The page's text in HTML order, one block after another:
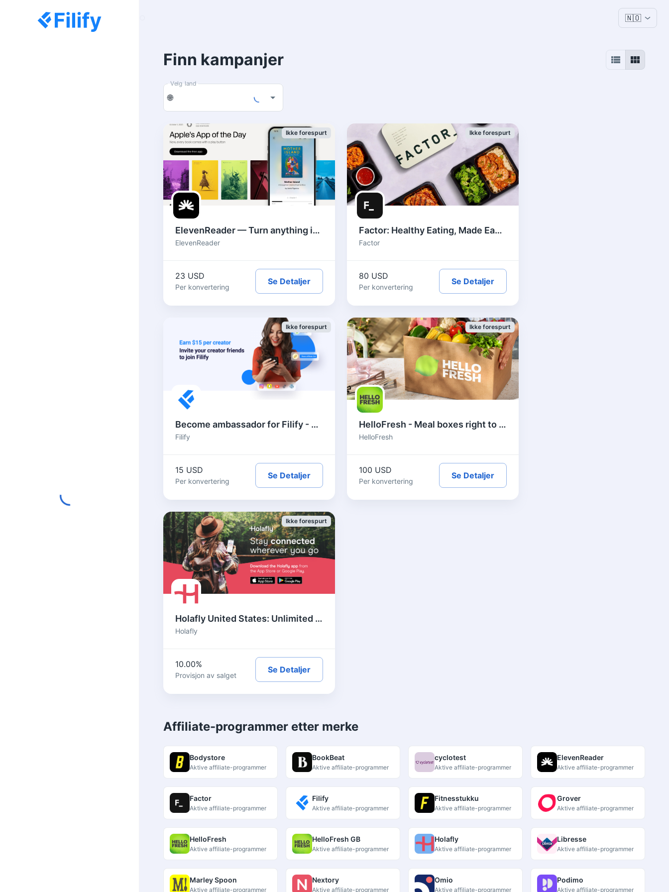
🇳🇴
Finn kampanjer
Velg land
🌐
Ikke forespurt
ElevenReader — Turn anything into an audiobook · US
ElevenReader
23 USD
Per konvertering
Se Detaljer
Ikke forespurt
Factor: Healthy Eating, Made Easy – US
Factor
80 USD
Per konvertering
Se Detaljer
Ikke forespurt
Become ambassador for Filify - United States
Filify
15 USD
Per konvertering
Se Detaljer
Ikke forespurt
HelloFresh - Meal boxes right to your door - US
HelloFresh
100 USD
Per konvertering
Se Detaljer
Ikke forespurt
Holafly United States: Unlimited Data eSIM for Travelers
Holafly
10.00%
Provisjon av salget
Se Detaljer
Affiliate-programmer etter merke
Bodystore
Aktive affiliate-programmer
BookBeat
Aktive affiliate-programmer
cyclotest
Aktive affiliate-programmer
ElevenReader
Aktive affiliate-programmer
Factor
Aktive affiliate-programmer
Filify
Aktive affiliate-programmer
Fitnesstukku
Aktive affiliate-programmer
Grover
Aktive affiliate-programmer
HelloFresh
Aktive affiliate-programmer
HelloFresh GB
Aktive affiliate-programmer
Holafly
Aktive affiliate-programmer
Libresse
Aktive affiliate-programmer
Marley Spoon
Aktive affiliate-programmer
Nextory
Aktive affiliate-programmer
Omio
Aktive affiliate-programmer
Podimo
Aktive affiliate-programmer